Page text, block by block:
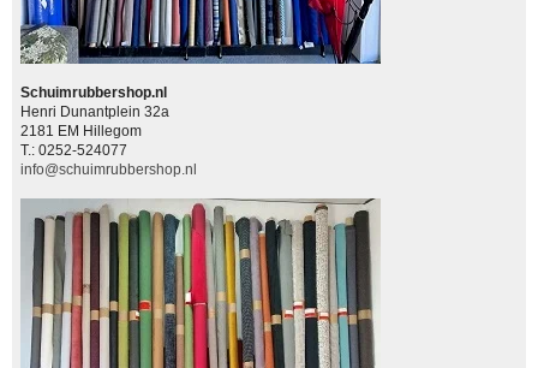
Schuimrubbershop.nl
Henri Dunantplein 32a
2181 EM Hillegom
T.: 0252-524077
info@schuimrubbershop.nl